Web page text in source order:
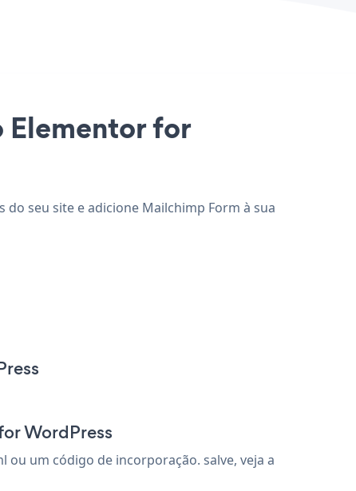
for
seu site e adicione Mailchimp Form à sua
WordPress
um código de incorporação. salve, veja a